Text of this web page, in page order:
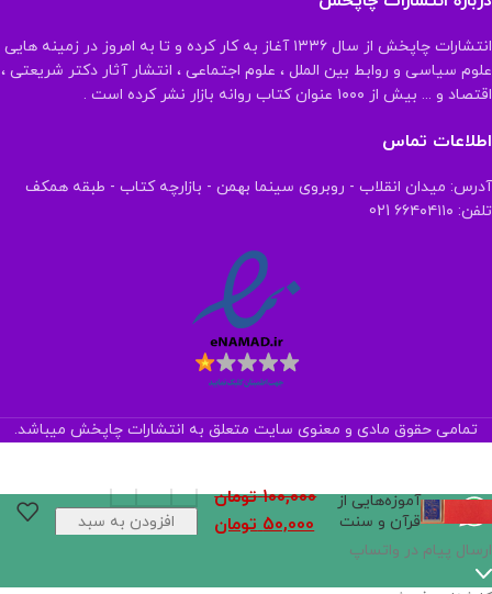
انتشارات چاپخش از سال ۱۳۳۶ آغاز به کار کرده و تا به امروز در زمینه هایی
علوم سیاسی و روابط بین الملل ، علوم اجتماعی ، انتشار آثار دکتر شریعتی ،
اقتصاد و ... بیش از ۱۰۰۰ عنوان کتاب روانه بازار نشر کرده است .
اطلاعات تماس
آدرس: میدان انقلاب - روبروی سینما بهمن - بازارچه کتاب - طبقه همکف
تلفن: ۶۶۴۰۴۱۱۰ 021
تمامی حقوق مادی و معنوی سایت متعلق به انتشارات چاپخش میباشد.
آموزه‌هایی از
قرآن و سنت
100,000 تومان
50,000 تومان
افزودن به سبد